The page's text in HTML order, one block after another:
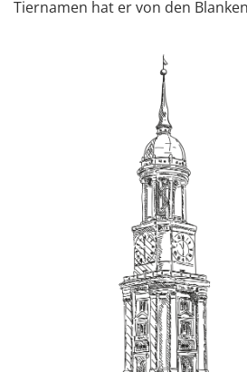
Tiernamen hat er von den